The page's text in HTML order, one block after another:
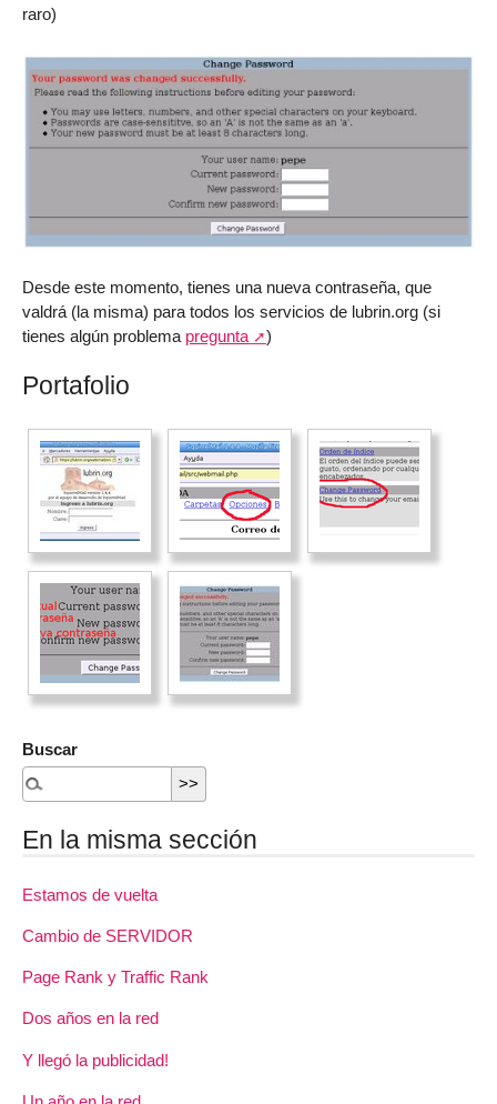
raro)
Desde este momento, tienes una nueva contraseña, que
valdrá (la misma) para todos los servicios de lubrin.org (si
tienes algún problema pregunta )
Portafolio
Buscar
En la misma sección
Estamos de vuelta
Cambio de SERVIDOR
Page Rank y Traffic Rank
Dos años en la red
Y llegó la publicidad!